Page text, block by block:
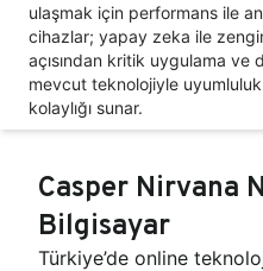
ulaşmak için performans ile
cihazlar; yapay zeka ile
açısından kritik uygulama ve
mevcut teknolojiyle
kolaylığı sunar.
Casper Nirvana
Bilgisayar
Türkiye’de online